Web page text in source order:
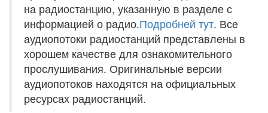
на радиостанцию, указанную в разделе с
информацией о радио.Подробней тут. Все
аудиопотоки радиостанций представлены в
хорошем качестве для ознакомительного
прослушивания. Оригинальные версии
аудиопотоков находятся на официальных
ресурсах радиостанций.